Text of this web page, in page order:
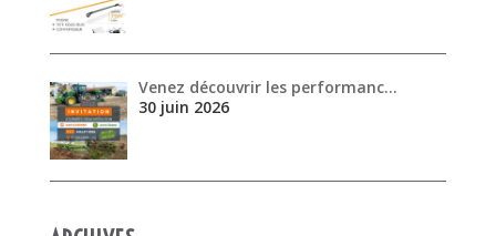
ARCHIVES